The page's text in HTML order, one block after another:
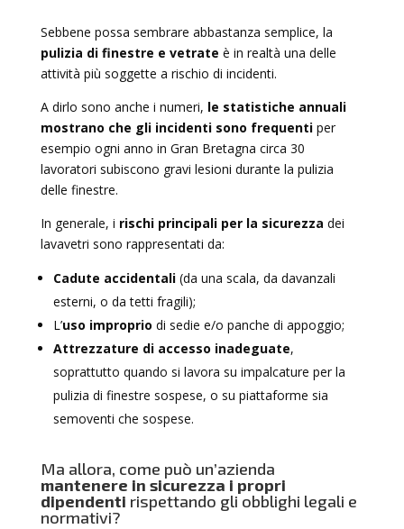
Sebbene possa sembrare abbastanza semplice, la
pulizia di finestre e vetrate è in realtà una delle
attività più soggette a rischio di incidenti.
A dirlo sono anche i numeri, le statistiche annuali
mostrano che gli incidenti sono frequentiper
esempio ogni anno in Gran Bretagna circa 30
lavoratori subiscono gravi lesioni durante la pulizia
delle finestre.
In generale, i rischi principali per la sicurezza dei
lavavetri sono rappresentati da:
Cadute accidentali(da una scala, da davanzali
esterni, o da tetti fragili);
L’uso improprio di sedie e/o panche di appoggio;
Attrezzature di accesso inadeguate,
soprattutto quando si lavora su impalcature per la
pulizia di finestre sospese, o su piattaforme sia
semoventi che sospese.
Ma allora, come può un’azienda
mantenere in sicurezza i propri
dipendenti rispettando gli obblighi legali e
normativi?